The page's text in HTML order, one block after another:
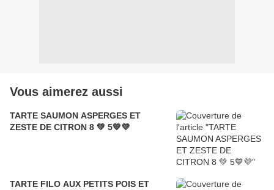
Vous aimerez aussi
TARTE SAUMON ASPERGES ET
ZESTE DE CITRON 8 💚 5💙💜
TARTE FILO AUX PETITS POIS ET